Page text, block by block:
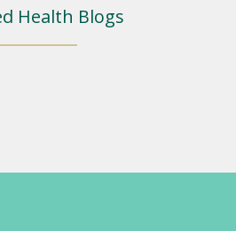
Health Blogs